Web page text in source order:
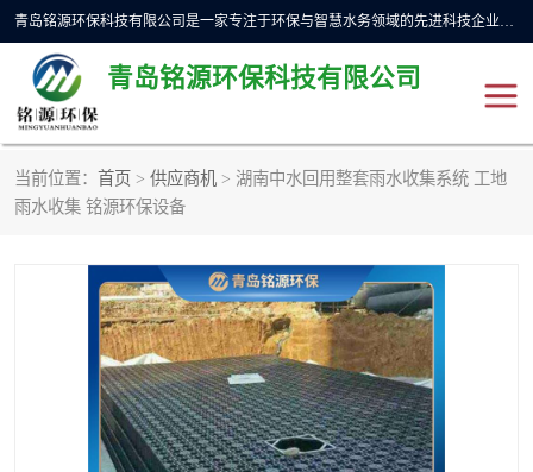
青岛铭源环保科技有限公司是一家专注于环保与智慧水务领域的先进科技企业，公司专注于云智能一体化预制泵站、水务循环利用、海绵城市、云智慧水务开发及新型环保技术研发等领域。铭源环保以为客户提供优质产品、专业技术服务为己任。为客户提供量身定制方案，提供多种配置方案满足实际使用要求。严控供货周期，并提供高标准后期维护。以环保为己任，视质量如生命，以技术做先导，靠诚信赢客户。
青岛铭源环保科技有限公司
当前位置： 首页 > 供应商机 > 湖南中水回用整套雨水收集系统 工地
雨水收集 铭源环保设备
一体化HMPP泵站
智能截流井 智能旋转喷射器
下开式堰门 液动限流闸门
加压泵房/灌溉泵房 一体化预制泵站
不锈钢浮筒阀 真空冲洗装置